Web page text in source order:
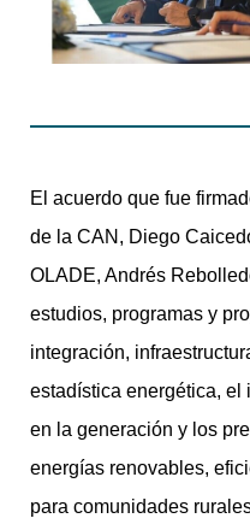
El acuerdo que fue
de la CAN, Diego
OLADE, Andrés
estudios, programas y
integración,
estadística energética, el
en la generación y los
energías renovables,
para comunidades